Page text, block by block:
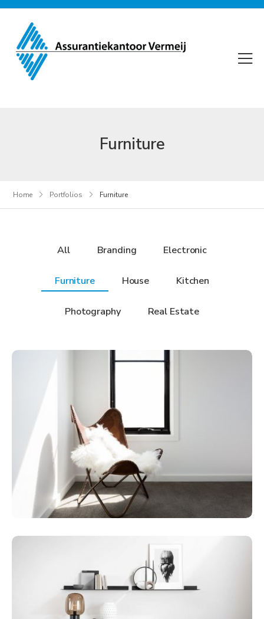
Furniture
Home Portfolios Furniture
All Branding Electronic
Furniture House Kitchen
Photography Real Estate